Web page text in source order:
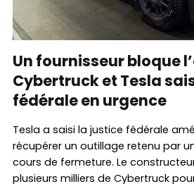
Un fournisseur bloque
Cybertruck et Tesla
fédérale en urgence
Tesla a saisi la justice fédérale
récupérer un outillage retenu par
cours de fermeture. Le
plusieurs milliers de Cybertruck